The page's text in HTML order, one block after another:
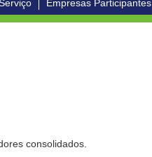
Empresas Participantes
consolidados.